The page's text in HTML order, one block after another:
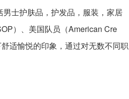
士护肤品，护发品，服装，家居
）、美国队员（American Cre
适愉悦的印象，通过对无数不同职